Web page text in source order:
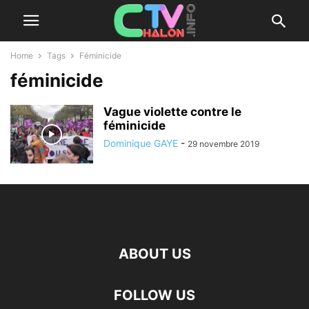
Home Tags Féminicide
féminicide
Vague violette contre le
féminicide
Dominique GAYE - 29 novembre 2019
ABOUT US
FOLLOW US